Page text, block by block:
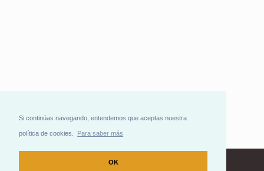
Si continúas navegando, entendemos que aceptas nuestra
política de cookies. Para saber más
OK